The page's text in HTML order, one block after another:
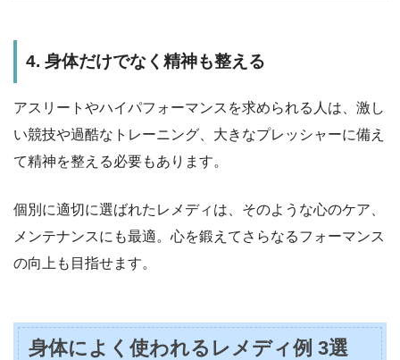
4. 身体だけでなく精神も整える
アスリートやハイパフォーマンスを求められる人は、激し
い競技や過酷なトレーニング、大きなプレッシャーに備え
て精神を整える必要もあります。
個別に適切に選ばれたレメディは、そのような心のケア、
メンテナンスにも最適。心を鍛えてさらなるフォーマンス
の向上も目指せます。
身体によく使われるレメディ例 3選